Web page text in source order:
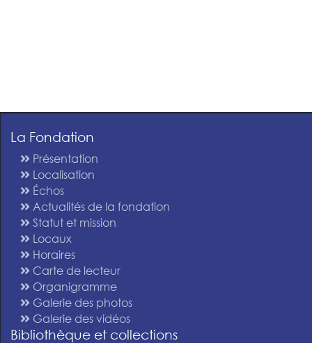
La Fondation
Présentation
Localisation
Échos
Actualités de la fondation
Statut et mission
Locaux
Horaires
Carte de lecteur
Organigramme
Galerie des photos
Galerie des vidéos
Bibliothèque et collections